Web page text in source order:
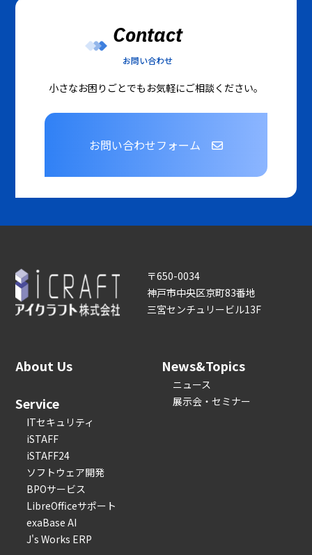
Contact
お問い合わせ
小さなお困りごとでもお気軽にご相談ください。
お問い合わせフォーム
〒650-0034
神戸市中央区京町83番地
三宮センチュリービル13F
About Us
Service
ITセキュリティ
iSTAFF
iSTAFF24
ソフトウェア開発
BPOサービス
LibreOfficeサポート
exaBase AI
J's Works ERP
News&Topics
ニュース
展示会・セミナー